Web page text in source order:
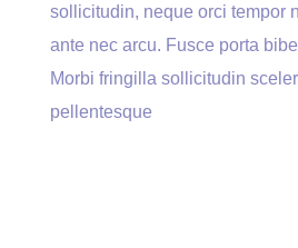
sollicitudin, neque orci tempor
ante nec arcu. Fusce porta
Morbi fringilla sollicitudin
pellentesque